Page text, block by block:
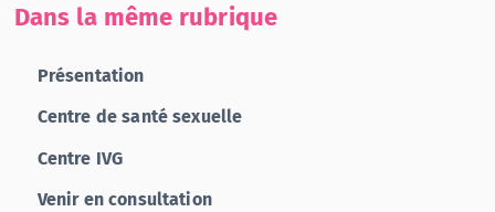
Dans la même rubrique
Présentation
Centre de santé sexuelle
Centre IVG
Venir en consultation